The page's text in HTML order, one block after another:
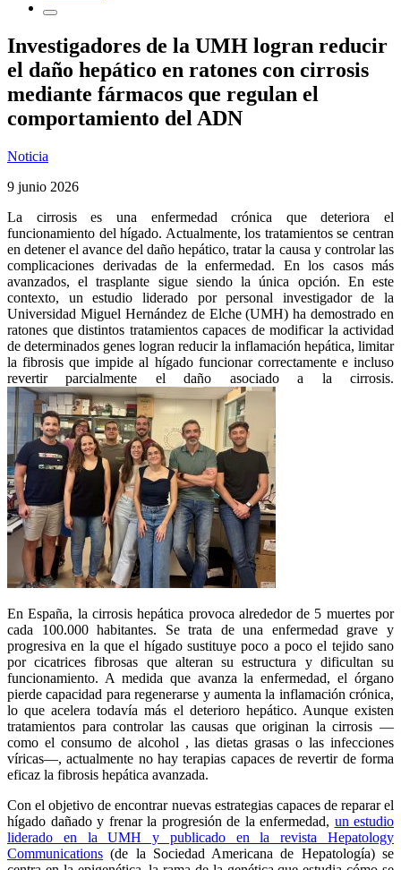
Investigadores de la UMH logran reducir
el daño hepático en ratones con cirrosis
mediante fármacos que regulan el
comportamiento del ADN
Noticia
9 junio 2026
La cirrosis es una enfermedad crónica que deteriora el
funcionamiento del hígado. Actualmente, los tratamientos se centran
en detener el avance del daño hepático, tratar la causa y controlar las
complicaciones derivadas de la enfermedad. En los casos más
avanzados, el trasplante sigue siendo la única opción. En este
contexto, un estudio liderado por personal investigador de la
Universidad Miguel Hernández de Elche (UMH) ha demostrado en
ratones que distintos tratamientos capaces de modificar la actividad
de determinados genes logran reducir la inflamación hepática, limitar
la fibrosis que impide al hígado funcionar correctamente e incluso
revertir parcialmente el daño asociado a la cirrosis.
En España, la cirrosis hepática provoca alrededor de 5 muertes por
cada 100.000 habitantes. Se trata de una enfermedad grave y
progresiva en la que el hígado sustituye poco a poco el tejido sano
por cicatrices fibrosas que alteran su estructura y dificultan su
funcionamiento. A medida que avanza la enfermedad, el órgano
pierde capacidad para regenerarse y aumenta la inflamación crónica,
lo que acelera todavía más el deterioro hepático. Aunque existen
tratamientos para controlar las causas que originan la cirrosis —
como el consumo de alcohol , las dietas grasas o las infecciones
víricas—, actualmente no hay terapias capaces de revertir de forma
eficaz la fibrosis hepática avanzada.
Con el objetivo de encontrar nuevas estrategias capaces de reparar el
hígado dañado y frenar la progresión de la enfermedad, un estudio
liderado en la UMH y publicado en la revista Hepatology
Communications (de la Sociedad Americana de Hepatología) se